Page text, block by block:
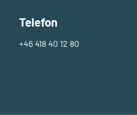
Telefon
+46 418 40 12 80